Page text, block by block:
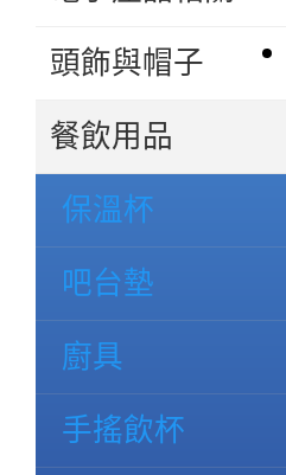
頭飾與帽子
餐飲用品
保溫杯
吧台墊
廚具
手搖飲杯